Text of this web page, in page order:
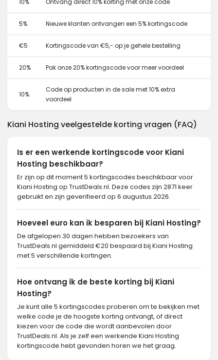
10% Ontvang direct 10% korting met onze code
5% Nieuwe klanten ontvangen een 5% kortingscode
€5 Kortingscode van €5,- op je gehele bestelling
20% Pak onze 20% kortingscode voor meer voordeel
10%
Code op producten in de sale met 10% extra
voordeel
Kiani Hosting veelgestelde korting vragen (FAQ)
Is er een werkende kortingscode voor Kiani
Hosting beschikbaar?
Er zijn op dit moment 5 kortingscodes beschikbaar voor
Kiani Hosting op TrustDeals.nl. Deze codes zijn 2871 keer
gebruikt en zijn geverifieerd op 6 augustus 2026.
Hoeveel euro kan ik besparen bij Kiani Hosting?
De afgelopen 30 dagen hebben bezoekers van
TrustDeals.nl gemiddeld €20 bespaard bij Kiani Hosting
met 5 verschillende kortingen.
Hoe ontvang ik de beste korting bij Kiani
Hosting?
Je kunt alle 5 kortingscodes proberen om te bekijken met
welke code je de hoogste korting ontvangt, of direct
kiezen voor de code die wordt aanbevolen door
TrustDeals.nl. Als je zelf een werkende Kiani Hosting
kortingscode hebt gevonden horen we het graag.